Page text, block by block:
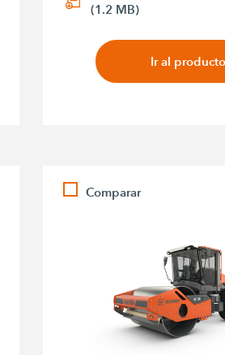
(1.2 MB)
Ir al producto
Comparar